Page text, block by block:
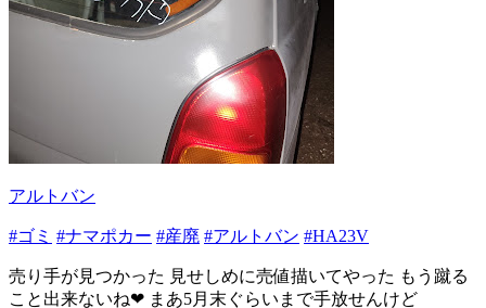
アルトバン
#ゴミ #ナマポカー #産廃 #アルトバン #HA23V
売り手が見つかった 見せしめに売値描いてやった もう蹴る
こと出来ないね❤ まあ5月末ぐらいまで手放せんけど